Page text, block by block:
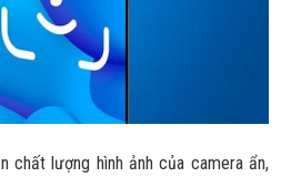
chất lượng hình ảnh của camera ẩn,